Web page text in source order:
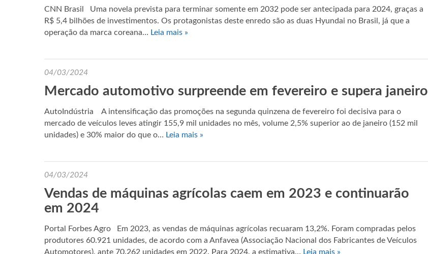
CNN Brasil Uma novela prevista para terminar somente em 2032 pode ser antecipada para 2024, graças a
R$ 5,4 bilhões de investimentos. Os protagonistas deste enredo são as duas Hyundai no Brasil, já que a
operação da marca coreana… Leia mais »
04/03/2024
Mercado automotivo surpreende em fevereiro e supera janeiro
AutoIndústria A intensificação das promoções na segunda quinzena de fevereiro foi decisiva para o
mercado de veículos leves atingir 155,9 mil unidades no mês, volume 2,5% superior ao de janeiro (152 mil
unidades) e 30% maior do que o… Leia mais »
04/03/2024
Vendas de máquinas agrícolas caem em 2023 e continuarão
em 2024
Portal Forbes Agro Em 2023, as vendas de máquinas agrícolas recuaram 13,2%. Foram compradas pelos
produtores 60.921 unidades, de acordo com a Anfavea (Associação Nacional dos Fabricantes de Veículos
Automotores), ante 70.262 unidades em 2022. Para 2024, a estimativa… Leia mais »